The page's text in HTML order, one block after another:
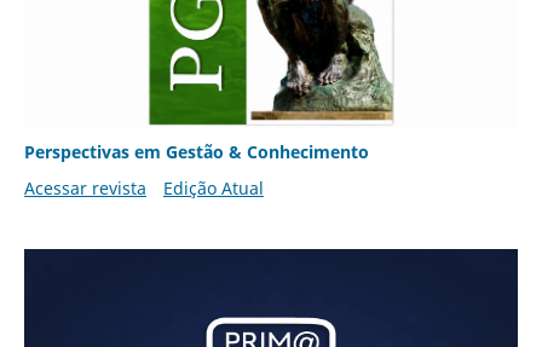
Perspectivas em Gestão & Conhecimento
Acessar revista
Edição Atual